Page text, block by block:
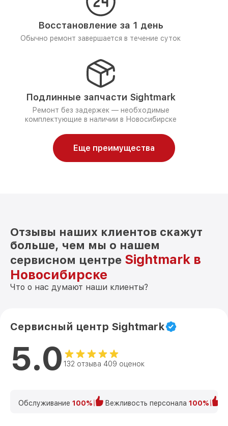
Восстановление за 1 день
Обычно ремонт завершается в течение суток
Подлинные запчасти Sightmark
Ремонт без задержек — необходимые
комплектующие в наличии в Новосибирске
Еще преимущества
Отзывы наших клиентов скажут
больше, чем мы о нашем
сервисном центре Sightmark в
Новосибирске
Что о нас думают наши клиенты?
Сервисный центр Sightmark
5.0 132 отзыва 409 оценок
Обслуживание 100% Вежливость персонала 100%